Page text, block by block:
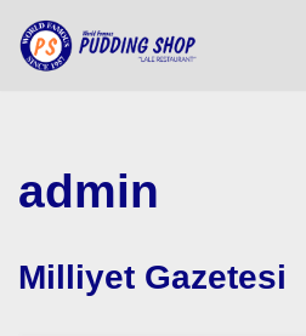
Skip
admin
Milliyet Gazetesi